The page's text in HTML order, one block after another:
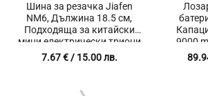
Шина за резачка Jiafen
NM6, Дължина 18.5 см,
Подходяща за китайски
мини електрически триони
7.67€/ 15.00 лв.
9000